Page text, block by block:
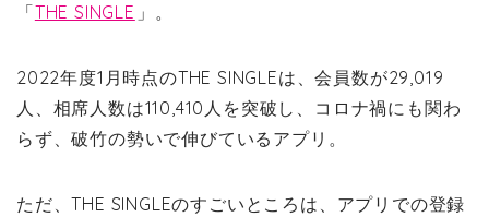
「THE SINGLE 」。
2022年度1月時点のTHE SINGLEは、会員数が29,019
人、相席人数は110,410人を突破し、コロナ禍にも関わ
らず、破竹の勢いで伸びているアプリ。
ただ、THE SINGLEのすごいところは、アプリでの登録